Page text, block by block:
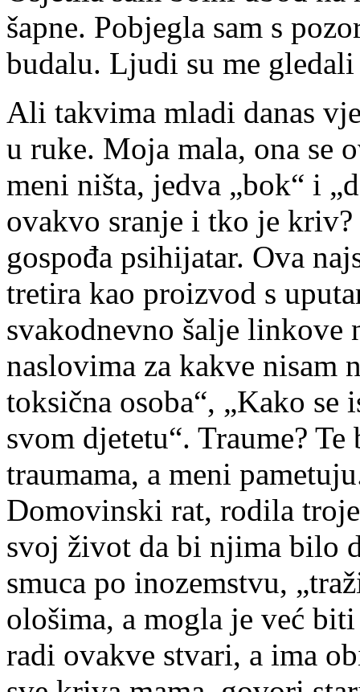
šapne. Pobjegla sam s
budalu. Ljudi su me
Ali takvima mladi danas
u ruke. Moja mala, ona se
meni ništa, jedva „bok“ i
ovakvo sranje i tko je
gospođa psihijatar. Ova
tretira kao proizvod s
svakodnevno šalje linkove
naslovima za kakve nisam
toksična osoba“, „Kako se
svom djetetu“. Traume?
traumama, a meni
Domovinski rat, rodila
svoj život da bi njima bilo
smuca po inozemstvu,
ološima, a mogla je već
radi ovakve stvari, a ima